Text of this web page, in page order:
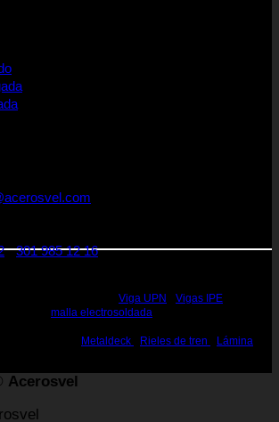
-301 985 12 16
Viga UPN Vigas IPE
malla electrosoldada
Metaldeck Rieles de tren
Lámina
Acerosvel